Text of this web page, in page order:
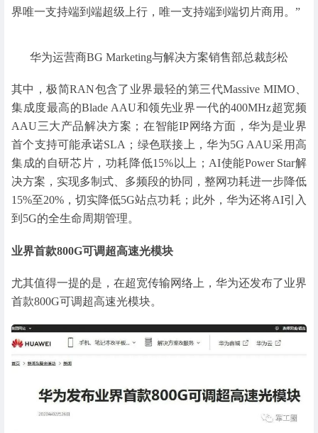
界唯一支持端到端超级上行，唯一支持端到端切片商用。”
华为运营商BG Marketing与解决方案销售部总裁彭松
其中，极简RAN包含了业界最轻的第三代Massive MIMO、
集成度最高的Blade AAU和领先业界一代的400MHz超宽频
AAU三大产品解决方案；在智能IP网络方面，华为是业界
首个支持可能承诺SLA；绿色联接上，华为5G AAU采用高
集成的自研芯片，功耗降低15%以上；AI使能Power Star解
决方案，实现多制式、多频段的协同，整网功耗进一步降低
15%至20%，切实降低5G站点功耗；此外，华为还将AI引入
到5G的全生命周期管理。
业界首款800G可调超高速光模块
尤其值得一提的是，在超宽传输网络上，华为还发布了业界
首款800G可调超高速光模块。